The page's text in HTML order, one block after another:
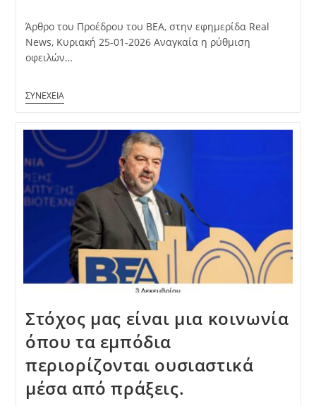
Άρθρο του Προέδρου του ΒΕΑ, στην εφημερίδα Real
News, Κυριακή 25-01-2026 Αναγκαία η ρύθμιση
οφειλών…
Στόχος μας είναι μια κοινωνία
όπου τα εμπόδια
περιορίζονται ουσιαστικά
μέσα από πράξεις.